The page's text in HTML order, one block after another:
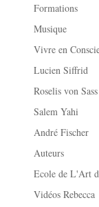
Formations
Musique
Vivre en
Lucien Siffrid
Roselis von Sass
Salem Yahi
André Fischer
Auteurs
Ecole de L'Art
Vidéos Rebecca